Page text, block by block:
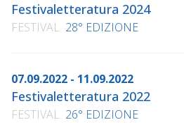
Festivaletteratura 2024
FESTIVAL 28° EDIZIONE
07.09.2022 - 11.09.2022
Festivaletteratura 2022
FESTIVAL 26° EDIZIONE